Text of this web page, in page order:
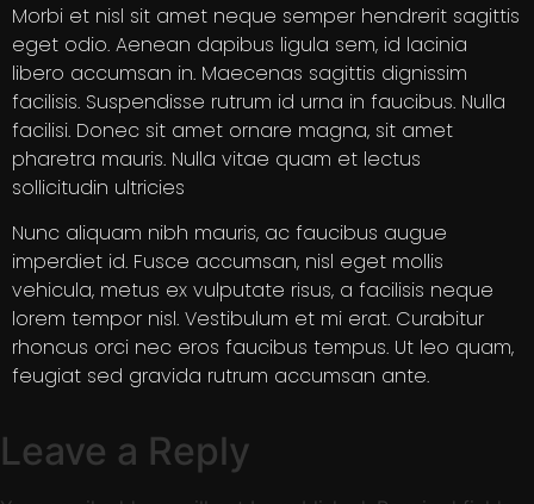
Morbi et nisl sit amet neque semper hendrerit sagittis
eget odio. Aenean dapibus ligula sem, id lacinia
libero accumsan in. Maecenas sagittis dignissim
facilisis. Suspendisse rutrum id urna in faucibus. Nulla
facilisi. Donec sit amet ornare magna, sit amet
pharetra mauris. Nulla vitae quam et lectus
sollicitudin ultricies
Nunc aliquam nibh mauris, ac faucibus augue
imperdiet id. Fusce accumsan, nisl eget mollis
vehicula, metus ex vulputate risus, a facilisis neque
lorem tempor nisl. Vestibulum et mi erat. Curabitur
rhoncus orci nec eros faucibus tempus. Ut leo quam,
feugiat sed gravida rutrum accumsan ante.
Leave a Reply